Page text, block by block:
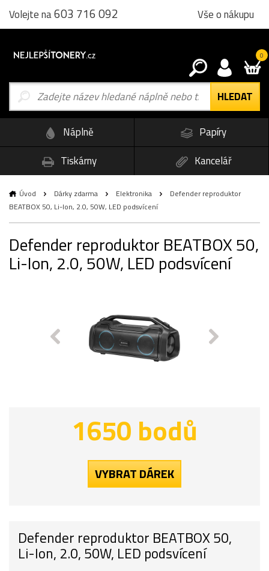
Volejte na603 716 092 Vše o nákupu
0
Náplně
Papíry
Tiskárny
Kancelář
Úvod Dárky zdarma Elektronika
Defender reproduktor
BEATBOX 50, Li-Ion, 2.0, 50W, LED podsvícení
Defender reproduktor BEATBOX 50,
Li-Ion, 2.0, 50W, LED podsvícení
1650 bodů
VYBRAT DÁREK
Defender reproduktor BEATBOX 50,
Li-Ion, 2.0, 50W, LED podsvícení